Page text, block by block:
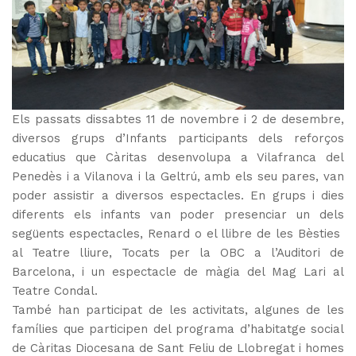
Els passats dissabtes 11 de novembre i 2 de desembre,
diversos grups d’Infants participants dels reforços
educatius que Càritas desenvolupa a Vilafranca del
Penedès i a Vilanova i la Geltrú, amb els seu pares, van
poder assistir a diversos espectacles. En grups i dies
diferents els infants van poder presenciar un dels
següents espectacles, Renard o el llibre de les Bèsties
al Teatre lliure, Tocats per la OBC a l’Auditori de
Barcelona, i un espectacle de màgia del Mag Lari al
Teatre Condal.
També han participat de les activitats, algunes de les
famílies que participen del programa d’habitatge social
de Càritas Diocesana de Sant Feliu de Llobregat i homes